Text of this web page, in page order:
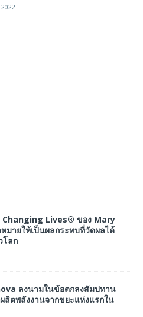
Changing Lives® ของ Mary
หมายให้เป็นผลกระทบที่วัดผลได้
โลก
ลงนามในข้อตกลงสัมปทาน
ลิตพลังงานจากขยะแห่งแรกใน